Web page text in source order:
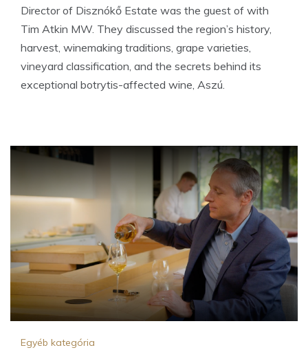
Director of Disznókő Estate was the guest of with
Tim Atkin MW. They discussed the region’s history,
harvest, winemaking traditions, grape varieties,
vineyard classification, and the secrets behind its
exceptional botrytis-affected wine, Aszú.
Egyéb kategória